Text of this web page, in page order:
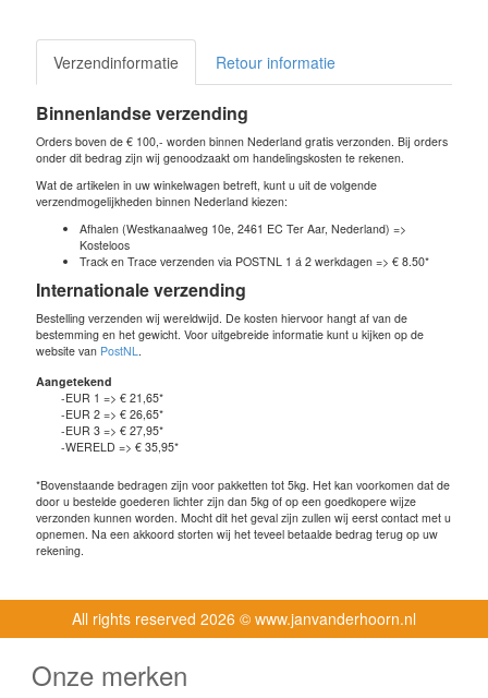
Verzendinformatie Retour informatie
Binnenlandse verzending
Orders boven de € 100,- worden binnen Nederland gratis verzonden. Bij orders
onder dit bedrag zijn wij genoodzaakt om handelingskosten te rekenen.
Wat de artikelen in uw winkelwagen betreft, kunt u uit de volgende
verzendmogelijkheden binnen Nederland kiezen:
Afhalen (Westkanaalweg 10e, 2461 EC Ter Aar, Nederland) =>
Kosteloos
Track en Trace verzenden via POSTNL 1 á 2 werkdagen => € 8.50*
Internationale verzending
Bestelling verzenden wij wereldwijd. De kosten hiervoor hangt af van de
bestemming en het gewicht. Voor uitgebreide informatie kunt u kijken op de
website van PostNL
Aangetekend
-EUR 1 => € 21,65*
-EUR 2 => € 26,65*
-EUR 3 => € 27,95*
-WERELD => € 35,95*
*Bovenstaande bedragen zijn voor pakketten tot 5kg. Het kan voorkomen dat de
door u bestelde goederen lichter zijn dan 5kg of op een goedkopere wijze
verzonden kunnen worden. Mocht dit het geval zijn zullen wij eerst contact met u
opnemen. Na een akkoord storten wij het teveel betaalde bedrag terug op uw
rekening.
All rights reserved 2026 © www.janvanderhoorn.nl
Onze merken